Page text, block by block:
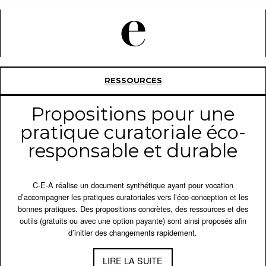
RESSOURCES
Propositions pour une
pratique curatoriale éco-
responsable et durable
C-E-A réalise un document synthétique ayant pour vocation
d’accompagner les pratiques curatoriales vers l’éco-conception et les
bonnes pratiques. Des propositions concrètes, des ressources et des
outils (gratuits ou avec une option payante) sont ainsi proposés afin
d’initier des changements rapidement.
LIRE LA SUITE